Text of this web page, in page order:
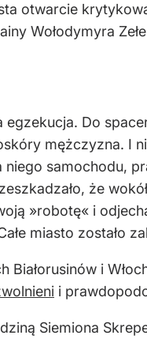
otwarcie
Wołodymyra
Do
mężczyzna. I
niego samochodu,
że
»robotę« i
miasto zostało
i
i
Siemiona